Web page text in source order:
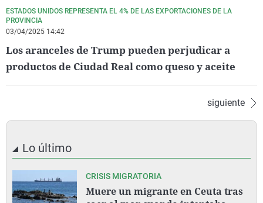
ESTADOS UNIDOS REPRESENTA EL 4% DE LAS EXPORTACIONES DE LA
PROVINCIA
03/04/2025 14:42
Los aranceles de Trump pueden perjudicar a
productos de Ciudad Real como queso y aceite
siguiente
Lo último
CRISIS MIGRATORIA
Muere un migrante en Ceuta tras